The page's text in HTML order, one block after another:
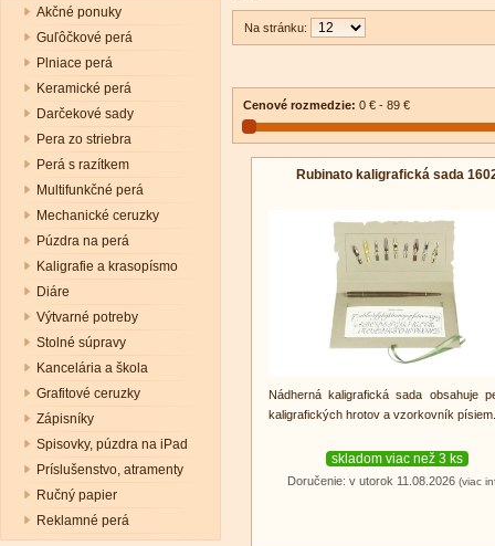
Akčné ponuky
Guľôčkové perá
Plniace perá
Keramické perá
Darčekové sady
Pera zo striebra
Perá s razítkem
Multifunkčné perá
Mechanické ceruzky
Púzdra na perá
Kaligrafie a krasopísmo
Diáre
Výtvarné potreby
Stolné súpravy
Kancelária a škola
Grafitové ceruzky
Zápisníky
Spisovky, púzdra na iPad
Príslušenstvo, atramenty
Ručný papier
Reklamné perá
Na stránku:
Cenové rozmedzie: 0 € - 89 €
Rubinato kaligrafická sada
Nádherná kaligrafická sada obsahuje
kaligrafických hrotov a vzorkovník písiem.
skladom viac než 3 ks
Doručenie: v utorok 11.08.2026 (viac